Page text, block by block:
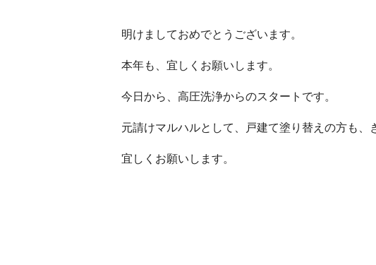
明けましておめでとうございます。
本年も、宜しくお願いします。
今日から、高圧洗浄からのスタートです。
元請けマルハルとして、戸建て塗り替えの方も、
宜しくお願いします。